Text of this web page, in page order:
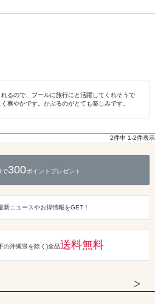
るので、プールに旅行にと活躍してくれそうで
爽やかです。かぶるのがとても楽しみです。
2件中 1-2件表示
で300ポイントプレゼント
ニュースやお得情報をGET！
沖縄県を除く)全品送料無料